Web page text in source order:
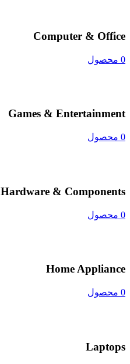
Computer & Office
0 محصول
Games & Entertainment
0 محصول
Hardware & Components
0 محصول
Home Appliance
0 محصول
Laptops